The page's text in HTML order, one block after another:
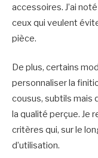
accessoires. J’ai
ceux qui veulent
pièce.
De plus, certains
personnaliser la
cousus, subtils mais
la qualité perçue. Je
critères qui, sur le
d’utilisation.